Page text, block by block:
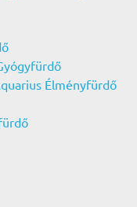
Élményfürdő